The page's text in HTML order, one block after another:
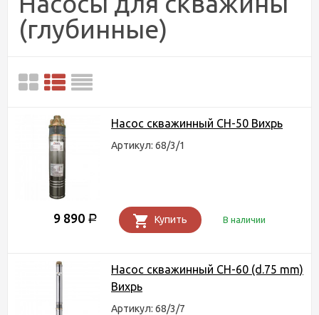
(глубинные)
Насос скважинный СН-50 Вихрь
Артикул: 68/3/1
9 890 Р Купить В наличии
Насос скважинный СН-60 (d.75 mm)
Вихрь
Артикул: 68/3/7